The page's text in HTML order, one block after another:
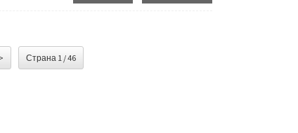
Страна 1 / 46